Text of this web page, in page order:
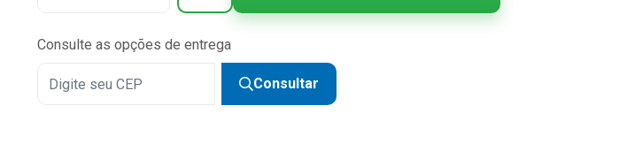
R$ 73,48 sem juros
4x
5x
Consulte as opções de entrega
Consultar